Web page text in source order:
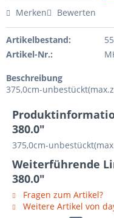
Merken Bewerten
Artikelbestand:
Artikel-Nr.:
Beschreibung
375,0cm-
380.0"
375,0cm-
Weiterführende
380.0"
Fragen zum Artikel?
Weitere Artikel von